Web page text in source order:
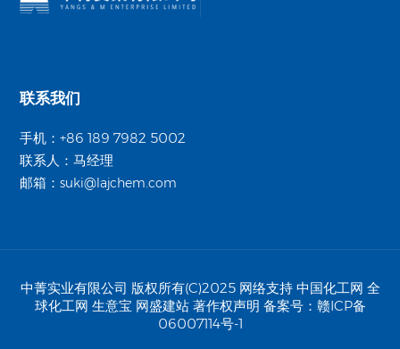
联系我们
手机：+86 189 7982 5002
联系人：马经理
邮箱：suki@lajchem.com
中菁实业有限公司 版权所有(C)2025 网络支持 中国化工网 全
球化工网 生意宝 网盛建站 著作权声明 备案号： 赣ICP备
06007114号-1